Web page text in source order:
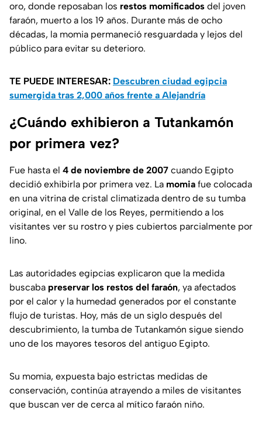
oro, donde reposaban los restos momificados del joven
faraón, muerto a los 19 años. Durante más de ocho
décadas, la momia permaneció resguardada y lejos del
público para evitar su deterioro.
TE PUEDE INTERESAR: Descubren ciudad egipcia
sumergida tras 2,000 años frente a Alejandría
¿Cuándo exhibieron a Tutankamón
por primera vez?
Fue hasta el 4 de noviembre de 2007 cuando Egipto
decidió exhibirla por primera vez. La momia fue colocada
en una vitrina de cristal climatizada dentro de su tumba
original, en el Valle de los Reyes, permitiendo a los
visitantes ver su rostro y pies cubiertos parcialmente por
lino.
Las autoridades egipcias explicaron que la medida
buscaba preservar los restos del faraón, ya afectados
por el calor y la humedad generados por el constante
flujo de turistas. Hoy, más de un siglo después del
descubrimiento, la tumba de Tutankamón sigue siendo
uno de los mayores tesoros del antiguo Egipto.
Su momia, expuesta bajo estrictas medidas de
conservación, continúa atrayendo a miles de visitantes
que buscan ver de cerca al mítico faraón niño.